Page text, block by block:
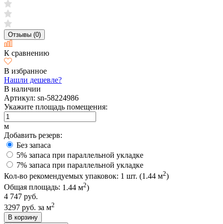
Отзывы (0)
К сравнению
В избранное
Нашли дешевле?
В наличии
Артикул: sn-58224986
Укажите площадь помещения:
м
Добавить резерв:
Без запаса
5% запаса при параллельной укладке
7% запаса при параллельной укладке
Кол-во рекомендуемых упаковок: 1 шт. (1.44 м2)
Общая площадь: 1.44 м2)
4 747 руб.
3297 руб. за м2
В корзину